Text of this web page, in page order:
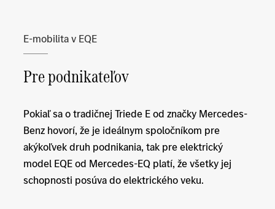
E-mobilita v EQE
Pre podnikateľov
Pokiaľ sa o tradičnej Triede E od značky Mercedes-
Benz hovorí, že je ideálnym spoločníkom pre
akýkoľvek druh podnikania, tak pre elektrický
model EQE od Mercedes-EQ platí, že všetky jej
schopnosti posúva do elektrického veku.